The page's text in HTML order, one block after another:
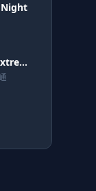
Night
Moto Bike Extreme Hill Stunts